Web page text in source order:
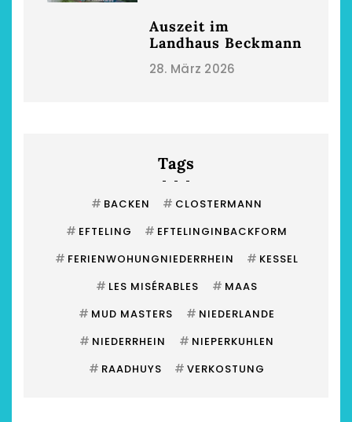
Auszeit im
Landhaus Beckmann
28. März 2026
Tags
# BACKEN # CLOSTERMANN
# EFTELING # EFTELINGINBACKFORM
# FERIENWOHUNGNIEDERRHEIN # KESSEL
# LES MISÉRABLES # MAAS
# MUD MASTERS # NIEDERLANDE
# NIEDERRHEIN # NIEPERKUHLEN
# RAADHUYS # VERKOSTUNG